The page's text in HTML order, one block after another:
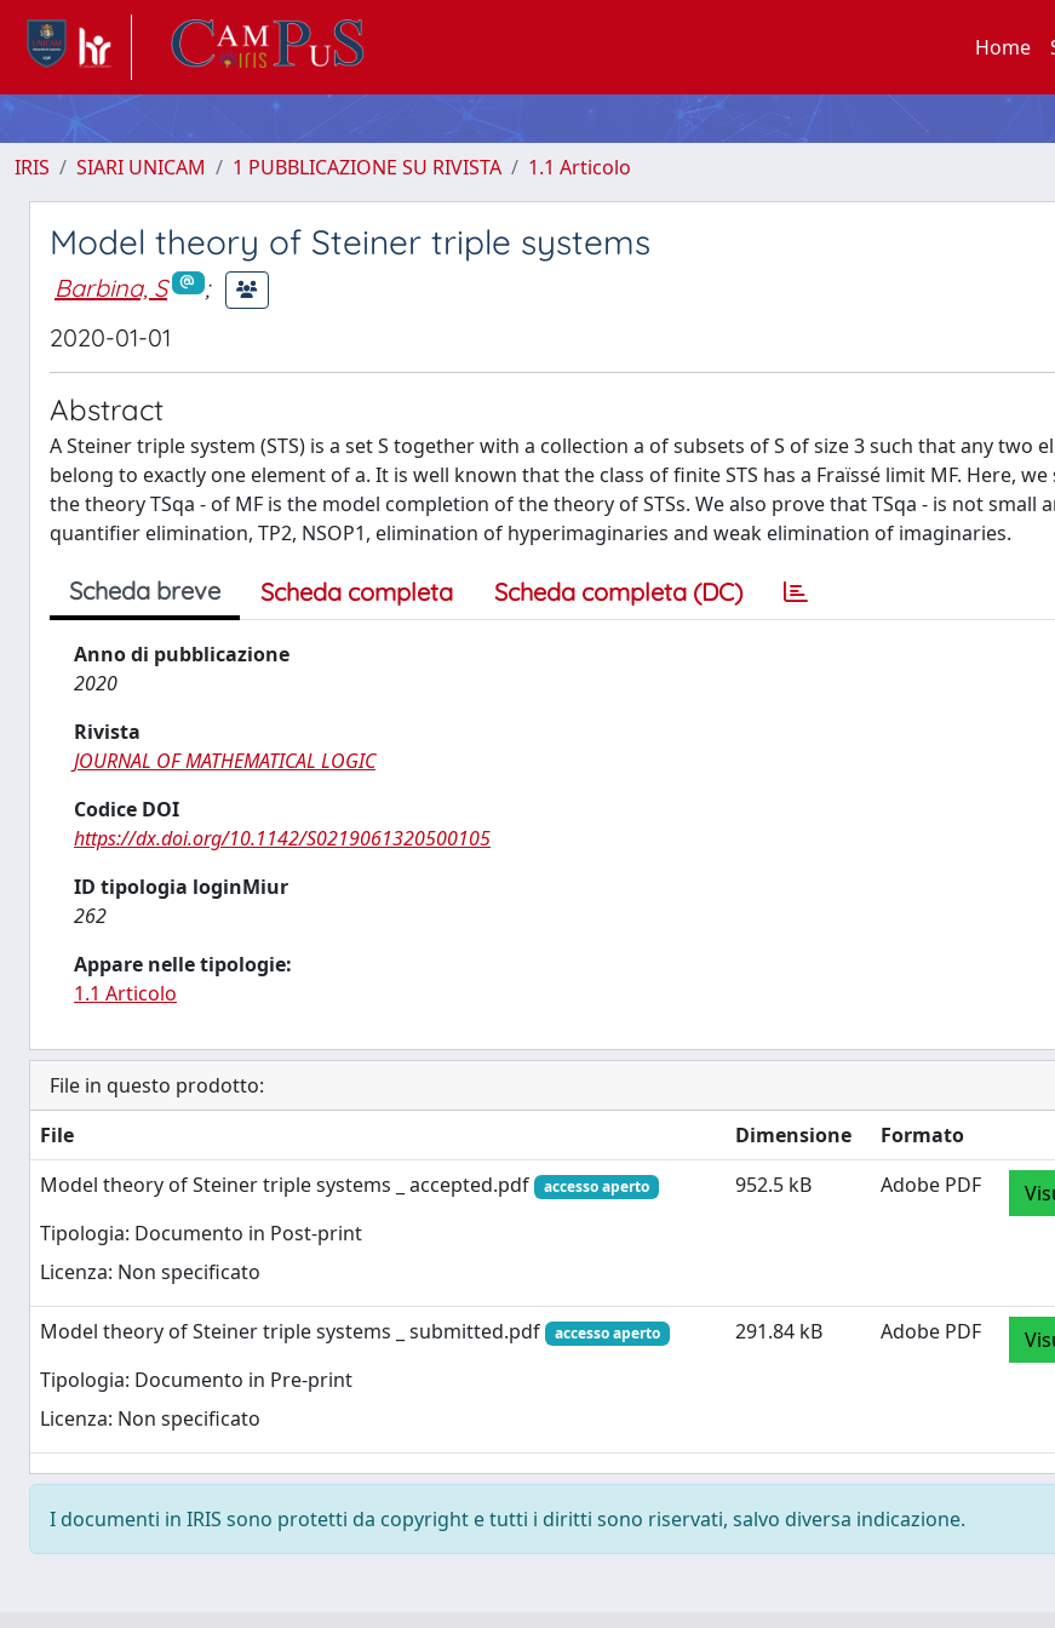
Home
IRIS SIARI UNICAM 1 PUBBLICAZIONE SU RIVISTA 1.1 Articolo
Model theory of Steiner triple systems
Barbina, S
;
2020-01-01
Abstract
A Steiner triple system (STS) is a set S together with a collection a of subsets of S of size 3 such that any two
belong to exactly one element of a. It is well known that the class of finite STS has a Fraïssé limit MF. Here,
the theory TSqa - of MF is the model completion of the theory of STSs. We also prove that TSqa - is not small
quantifier elimination, TP2, NSOP1, elimination of hyperimaginaries and weak elimination of imaginaries.
Scheda breve Scheda completa Scheda completa (DC)
Anno di pubblicazione
2020
Rivista
JOURNAL OF MATHEMATICAL LOGIC
Codice DOI
https://dx.doi.org/10.1142/S0219061320500105
ID tipologia loginMiur
262
Appare nelle tipologie:
1.1 Articolo
File in questo prodotto:
File
Dimensione
Formato
Model theory of Steiner triple systems _ accepted.pdf
accesso aperto
Tipologia: Documento in Post-print
Licenza: Non specificato
952.5 kB Adobe PDF
Model theory of Steiner triple systems _ submitted.pdf accesso aperto
Tipologia: Documento in Pre-print
Licenza: Non specificato
291.84 kB Adobe PDF
I documenti in IRIS sono protetti da copyright e tutti i diritti sono riservati, salvo diversa indicazione.